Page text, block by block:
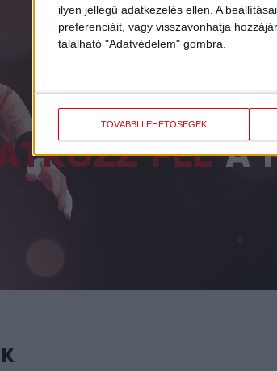
ilyen jellegű adatkezelés ellen. A
preferenciáit, vagy visszavonhatja
található "Adatvédelem" gombra.
TOVÁBBI LEHETŐSÉGEK
FELA